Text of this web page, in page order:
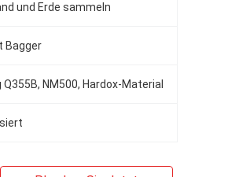
und Erde sammeln
Bagger
NM500, Hardox-Material